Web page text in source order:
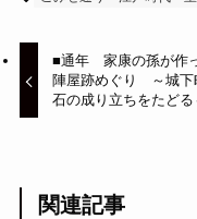
■通年 家康の孫が作
陣屋跡めぐり ～城下
石の成り立ちをたど
関連記事